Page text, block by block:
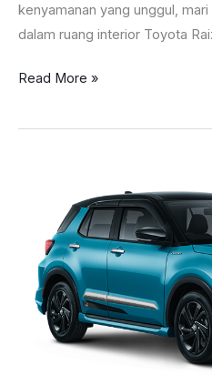
kenyamanan yang unggul,
dalam ruang interior Toyota
Keunggulan
Raize
Lega!
Read More »